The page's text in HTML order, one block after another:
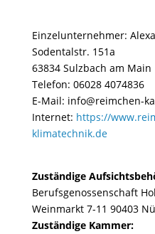
Einzelunternehmer:
Sodentalstr. 151a
63834 Sulzbach am Main
Telefon: 06028 4074836
E-Mail: info@reimchen-
Internet: https://
klimatechnik.de
Zuständige
Berufsgenossenschaft
Weinmarkt 7-11 90403
Zuständige Kammer: